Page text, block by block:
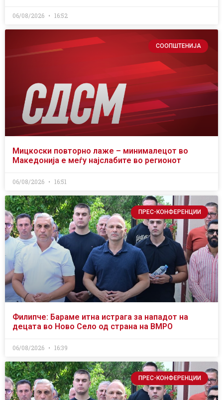
06/08/2026 16:52
СООПШТЕНИЈА
Мицкоски повторно лаже – минималецот во
Македонија е меѓу најслабите во регионот
06/08/2026 16:51
ПРЕС-КОНФЕРЕНЦИИ
Филипче: Бараме итна истрага за нападот на
децата во Ново Село од страна на ВМРО
06/08/2026 16:39
ПРЕС-КОНФЕРЕНЦИИ